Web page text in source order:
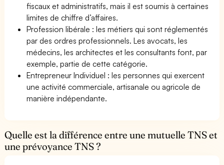
fiscaux et administratifs, mais il est soumis à certaines
limites de chiffre d’affaires.
Profession libérale : les métiers qui sont réglementés
par des ordres professionnels. Les avocats, les
médecins, les architectes et les consultants font, par
exemple, partie de cette catégorie.
Entrepreneur Individuel : les personnes qui exercent
une activité commerciale, artisanale ou agricole de
manière indépendante.
Quelle est la différence entre une mutuelle TNS et
une prévoyance TNS ?